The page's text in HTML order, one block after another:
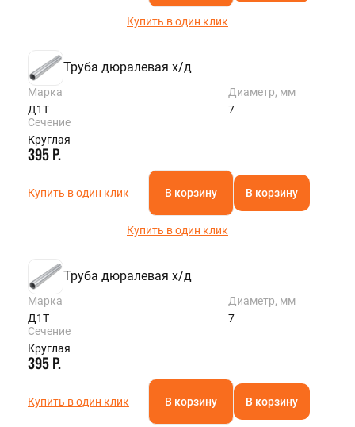
Купить в один клик
Труба дюралевая х/д
Марка
Д1Т
Диаметр, мм
7
Сечение
Круглая
395 Р.
Купить в один клик В корзину В корзину
Купить в один клик
Труба дюралевая х/д
Марка
Д1Т
Диаметр, мм
7
Сечение
Круглая
395 Р.
Купить в один клик В корзину В корзину